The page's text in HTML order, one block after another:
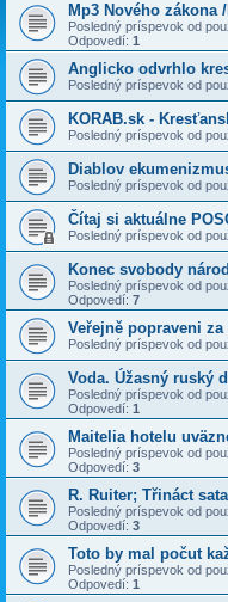
Mp3 Nového zákona
Posledný príspevok od
Odpovedí: 1
Anglicko odvrhlo
Posledný príspevok od
KORAB.sk -
Posledný príspevok od
Diablov
Posledný príspevok od
Čítaj si aktuálne
Posledný príspevok od
Konec svobody
Posledný príspevok od
Odpovedí: 7
Veřejně popraveni
Posledný príspevok od
Voda. Úžasný ruský
Posledný príspevok od
Odpovedí: 1
Maitelia hotelu
Posledný príspevok od
Odpovedí: 3
R. Ruiter; Třináct
Posledný príspevok od
Odpovedí: 3
Toto by mal počut
Posledný príspevok od
Odpovedí: 1